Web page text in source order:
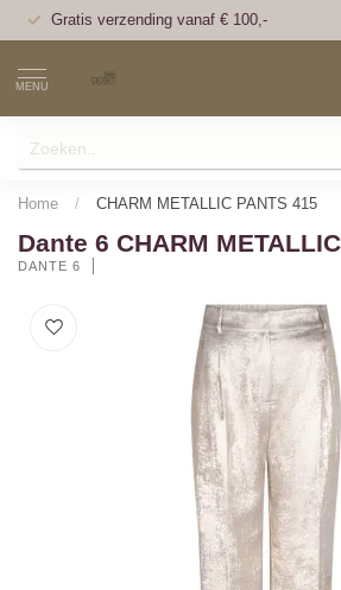
Gratis verzending vanaf € 100,-
MENU
Home / CHARM METALLIC PANTS 415
Dante 6 CHARM
DANTE 6